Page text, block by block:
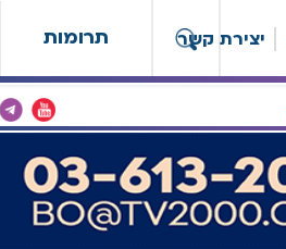
תרומות יצירת קשר